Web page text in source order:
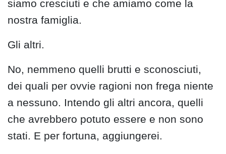
siamo cresciuti e che amiamo come la
nostra famiglia.
Gli altri.
No, nemmeno quelli brutti e sconosciuti,
dei quali per ovvie ragioni non frega niente
a nessuno. Intendo gli altri ancora, quelli
che avrebbero potuto essere e non sono
stati. E per fortuna, aggiungerei.